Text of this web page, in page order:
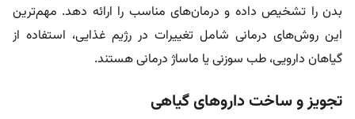
بدن را تشخیص داده و درمان‌های مناسب را ارائه دهد. مهم‌ترین
این روش‌های درمانی شامل تغییرات در رژیم غذایی، استفاده از
گیاهان دارویی، طب سوزنی یا ماساژ درمانی هستند.
تجویز و ساخت داروهای گیاهی